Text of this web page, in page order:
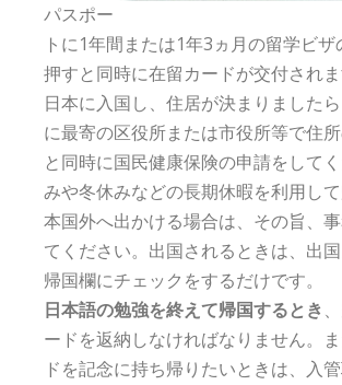
パスポー
トに1年間または1年3ヵ月の留学ビザ
押すと同時に在留カードが交付されま
日本に入国し、住居が決まりました
に最寄の区役所または市役所等で住
と同時に国民健康保険の申請をして
みや冬休みなどの長期休暇を利用し
本国外へ出かける場合は、その旨、
てください。出国されるときは、出
帰国欄にチェックをするだけです。
日本語の勉強を終えて帰国するとき
ードを返納しなければなりません。
ドを記念に持ち帰りたいときは、入